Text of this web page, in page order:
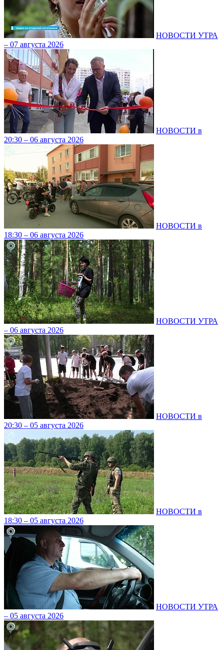
НОВОСТИ УТРА
– 07 августа 2026
НОВОСТИ в
20:30 – 06 августа 2026
НОВОСТИ в
18:30 – 06 августа 2026
НОВОСТИ УТРА
– 06 августа 2026
НОВОСТИ в
20:30 – 05 августа 2026
НОВОСТИ в
18:30 – 05 августа 2026
НОВОСТИ УТРА
– 05 августа 2026